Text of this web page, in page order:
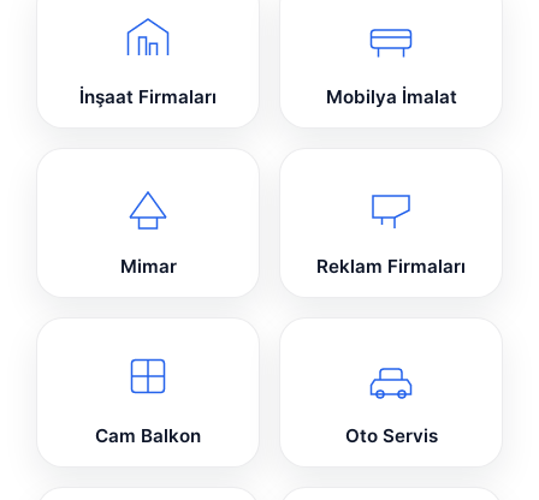
İnşaat Firmaları Mobilya İmalat
Mimar Reklam Firmaları
Cam Balkon Oto Servis